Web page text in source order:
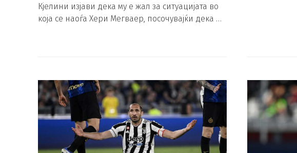
Кјелини изјави дека му е жал за ситуацијата во
која се наоѓа Хери Мегваер, посочувајќи дека …